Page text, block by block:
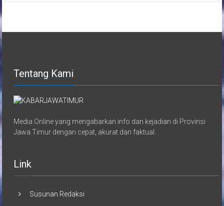
Tentang Kami
Media Online yang mengabarkan info dan kejadian di Provinsi
Jawa Timur dengan cepat, akurat dan faktual.
Link
Susunan Redaksi